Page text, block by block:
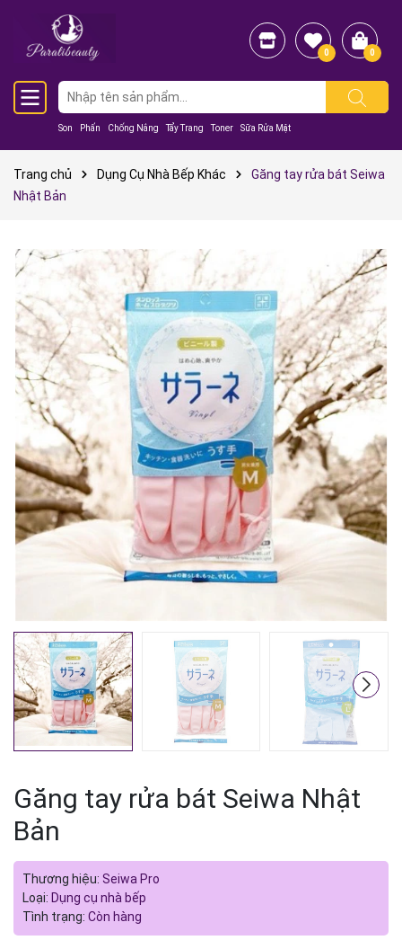
Son Phấn Chống Nắng Tẩy Trang Toner Sữa Rửa Mặt
0 0
Trang chủ Dụng Cụ Nhà Bếp Khác
Găng tay rửa bát Seiwa
Nhật Bản
Găng tay rửa bát Seiwa Nhật
Bản
Thương hiệu: Seiwa Pro
Loại: Dụng cụ nhà bếp
Tình trạng: Còn hàng
Mã giảm giá: